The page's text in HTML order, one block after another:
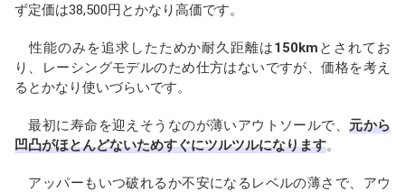
ず定価は38,500円とかなり高価です。
性能のみを追求したためか耐久距離は150km とされてお
り、レーシングモデルのため仕方はないですが、価格を考え
るとかなり使いづらいです。
最初に寿命を迎えそうなのが薄いアウトソールで、元から
凹凸がほとんどないためすぐにツルツルになります。
アッパーもいつ破れるか不安になるレベルの薄さで、アウ